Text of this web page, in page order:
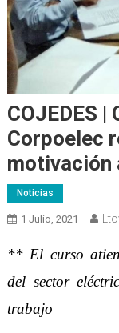
COJEDES
Corpoelec
motivación
Noticias
1 Julio, 2021
** El curso
del sector
trabajo